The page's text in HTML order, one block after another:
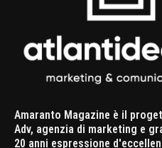
Amaranto Magazine è il
Adv, agenzia di marketing e
20 anni espressione